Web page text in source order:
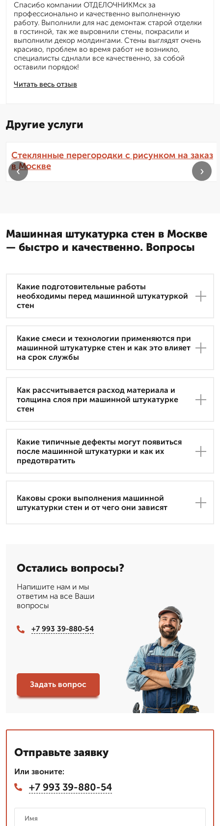
Читать весь отзыв
Спасибо компании ОТДЕЛОЧНИКМск за
профессионально и качественно выполненную
работу. Выполнили для нас демонтаж старой отделки
в гостиной, так же выровнили стены, покрасили и
выполнили декор молдингами. Стены выглядят очень
красиво, проблем во время работ не возникло,
специалисты сднлали все качественно, за собой
оставили порядок!
Другие услуги
Стеклянные перегородки с рисунком на заказ
в Москве
‹ ›
Машинная штукатурка стен в Москве
— быстро и качественно. Вопросы
Какие подготовительные работы
необходимы перед машинной штукатуркой
стен
Какие смеси и технологии применяются при
машинной штукатурке стен и как это влияет
на срок службы
Как рассчитывается расход материала и
толщина слоя при машинной штукатурке
стен
Какие типичные дефекты могут появиться
после машинной штукатурки и как их
предотвратить
Каковы сроки выполнения машинной
штукатурки стен и от чего они зависят
Остались вопросы?
Напишите нам и мы
ответим на все Ваши
вопросы
+7 993 39-880-54
Задать вопрос
Отправьте заявку
Или звоните:
+7 993 39-880-54